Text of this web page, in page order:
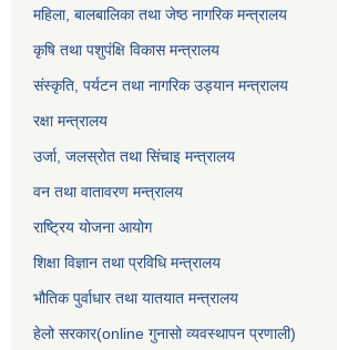
महिला, बालबालिका तथा जेष्ठ नागरिक मन्त्रालय
कृषि तथा पशुपंक्षि विकास मन्त्रालय
संस्कृति, पर्यटन तथा नागरिक उड्‍यान मन्त्रालय
रक्षा मन्त्रालय
उर्जा, जलस्रोत तथा सिंचाइ मन्त्रालय
वन तथा वातावरण मन्त्रालय
राष्ट्रिय योजना आयोग
शिक्षा विज्ञान तथा प्रविधि मन्त्रालय
भौतिक पुर्वाधार तथा यातयात मन्त्रालय
हेलो सरकार(online गुनासो व्यवस्थापन प्रणाली)